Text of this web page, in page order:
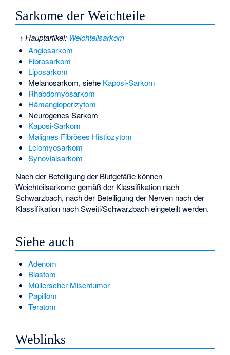
Sarkome der Weichteile
→Hauptartikel: Weichteilsarkom
Angiosarkom
Fibrosarkom
Liposarkom
Melanosarkom, siehe Kaposi-Sarkom
Rhabdomyosarkom
Hämangioperizytom
Neurogenes Sarkom
Kaposi-Sarkom
Malignes Fibröses Histiozytom
Leiomyosarkom
Synovialsarkom
Nach der Beteiligung der Blutgefäße können
Weichteilsarkome gemäß der Klassifikation nach
Schwarzbach, nach der Beteiligung der Nerven nach der
Klassifikation nach Sweiti/Schwarzbacheingeteilt werden.
Siehe auch
Adenom
Blastom
Müllerscher Mischtumor
Papillom
Teratom
Weblinks